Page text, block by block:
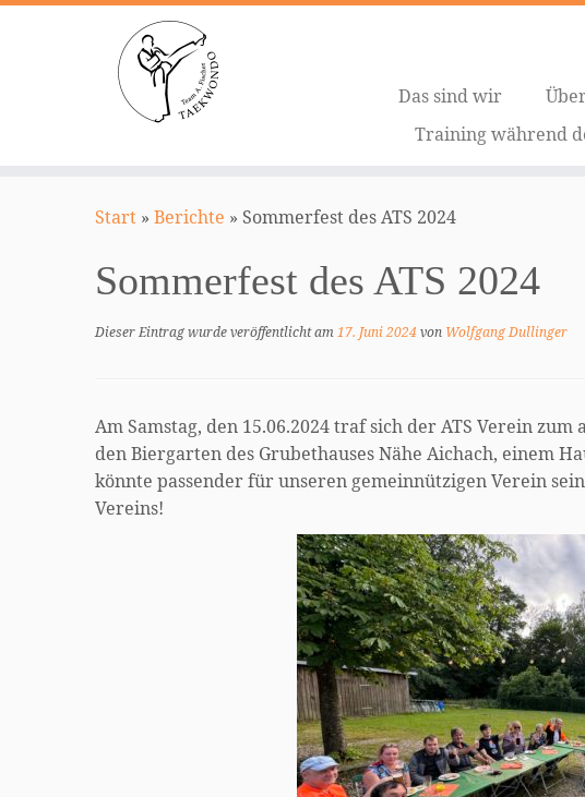
Das sind wir
Training während
Start » Berichte » Sommerfest des ATS 2024
Sommerfest des ATS 2024
Dieser Eintrag wurde veröffentlicht am17. Juni 2024von Wolfgang Dullinger
Am Samstag, den 15.06.2024 traf sich der ATS Verein
den Biergarten des Grubethauses Nähe Aichach, einem
könnte passender für unseren gemeinnützigen Verein
Vereins!